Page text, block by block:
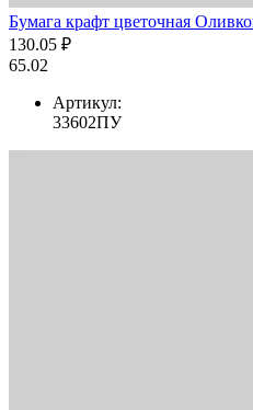
Бумага крафт цветочная
130.05 ₽
65.02
Артикул:
33602ПУ